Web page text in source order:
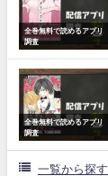
全巻無料で読めるアプリ
調査
全巻無料で読めるアプリ
調査
一覧から探す